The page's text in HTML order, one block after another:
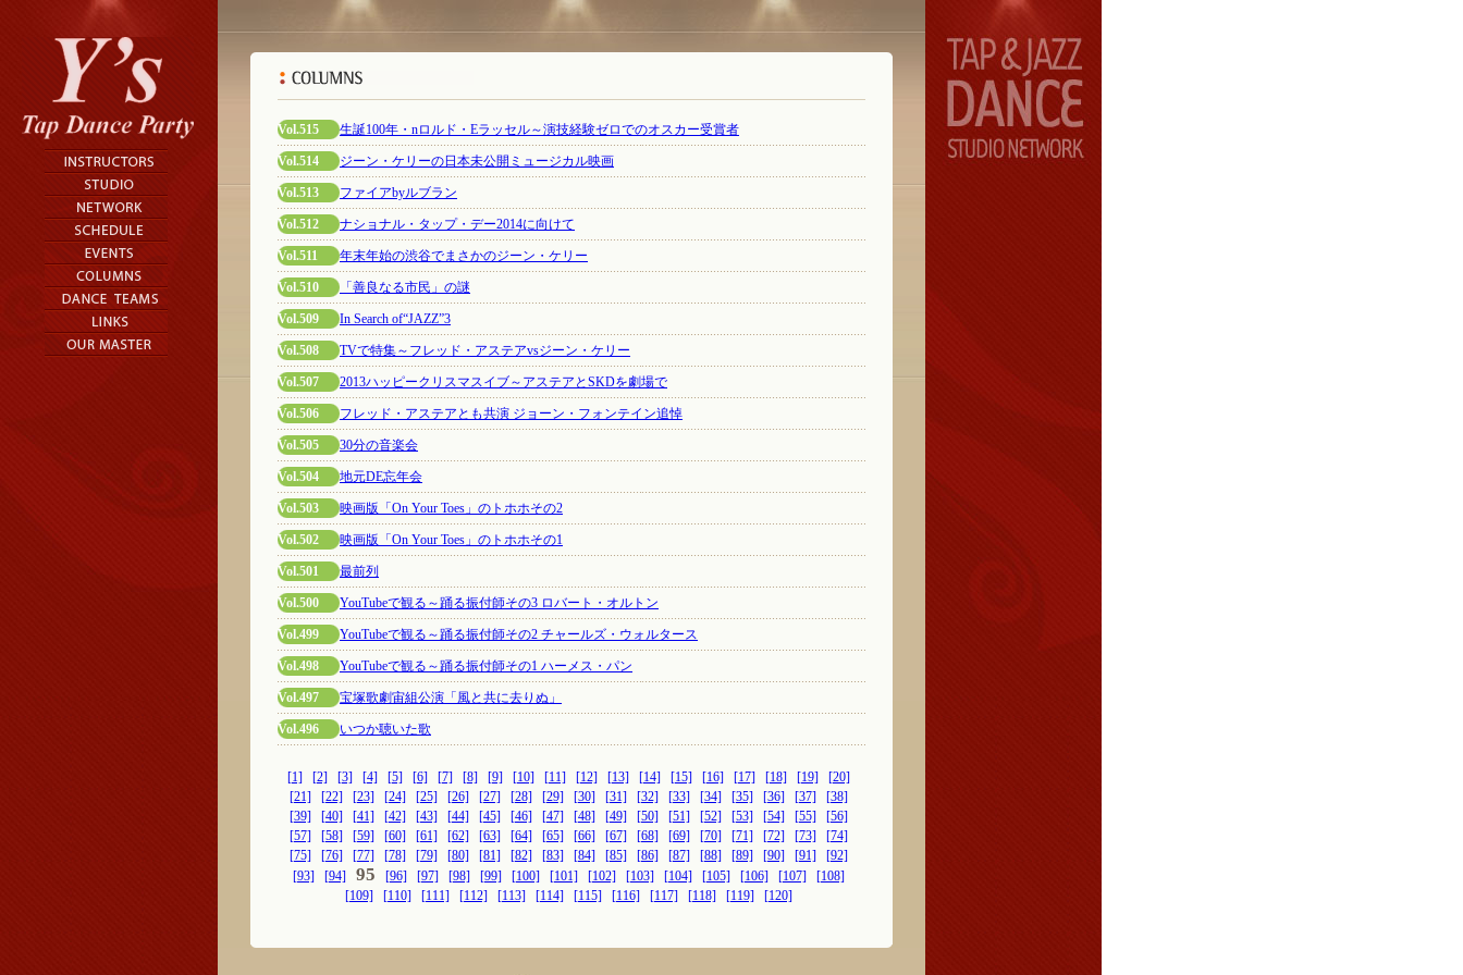
Vol.515 生誕100年・nロルド・Eラッセル～演技経験ゼロでのオスカー受賞者
Vol.514 ジーン・ケリーの日本未公開ミュージカル映画
Vol.513 ファイアbyルブラン
Vol.512 ナショナル・タップ・デー2014に向けて
Vol.511 年末年始の渋谷でまさかのジーン・ケリー
Vol.510 「善良なる市民」の謎
Vol.509 In Search of“JAZZ”3
Vol.508 TVで特集～フレッド・アステアvsジーン・ケリー
Vol.507 2013ハッピークリスマスイブ～アステアとSKDを劇場で
Vol.506 フレッド・アステアとも共演 ジョーン・フォンテイン追悼
Vol.505 30分の音楽会
Vol.504 地元DE忘年会
Vol.503 映画版「On Your Toes」のトホホその2
Vol.502 映画版「On Your Toes」のトホホその1
Vol.501 最前列
Vol.500 YouTubeで観る～踊る振付師その3 ロバート・オルトン
Vol.499 YouTubeで観る～踊る振付師その2 チャールズ・ウォルタース
Vol.498 YouTubeで観る～踊る振付師その1 ハーメス・パン
Vol.497 宝塚歌劇宙組公演「風と共に去りぬ」
Vol.496 いつか聴いた歌
[1] [2] [3] [4] [5] [6] [7] [8] [9] [10] [11] [12] [13] [14] [15] [16] [17] [18] [19]
[20]
[21]
[22] [23] [24] [25] [26] [27] [28] [29] [30] [31] [32] [33] [34] [35] [36] [37]
[38]
[39]
[40] [41] [42] [43] [44] [45] [46] [47] [48] [49] [50] [51] [52] [53] [54] [55]
[56]
[57]
[58] [59] [60] [61] [62] [63] [64] [65] [66] [67] [68] [69] [70] [71] [72] [73]
[74]
[75]
[76] [77] [78] [79] [80] [81] [82] [83] [84] [85] [86] [87] [88] [89] [90] [91]
[92]
[93]
[94] 95 [96] [97] [98] [99] [100] [101] [102] [103] [104] [105] [106] [107]
[108]
[109]
[110] [111] [112] [113] [114] [115] [116] [117] [118] [119] [120]